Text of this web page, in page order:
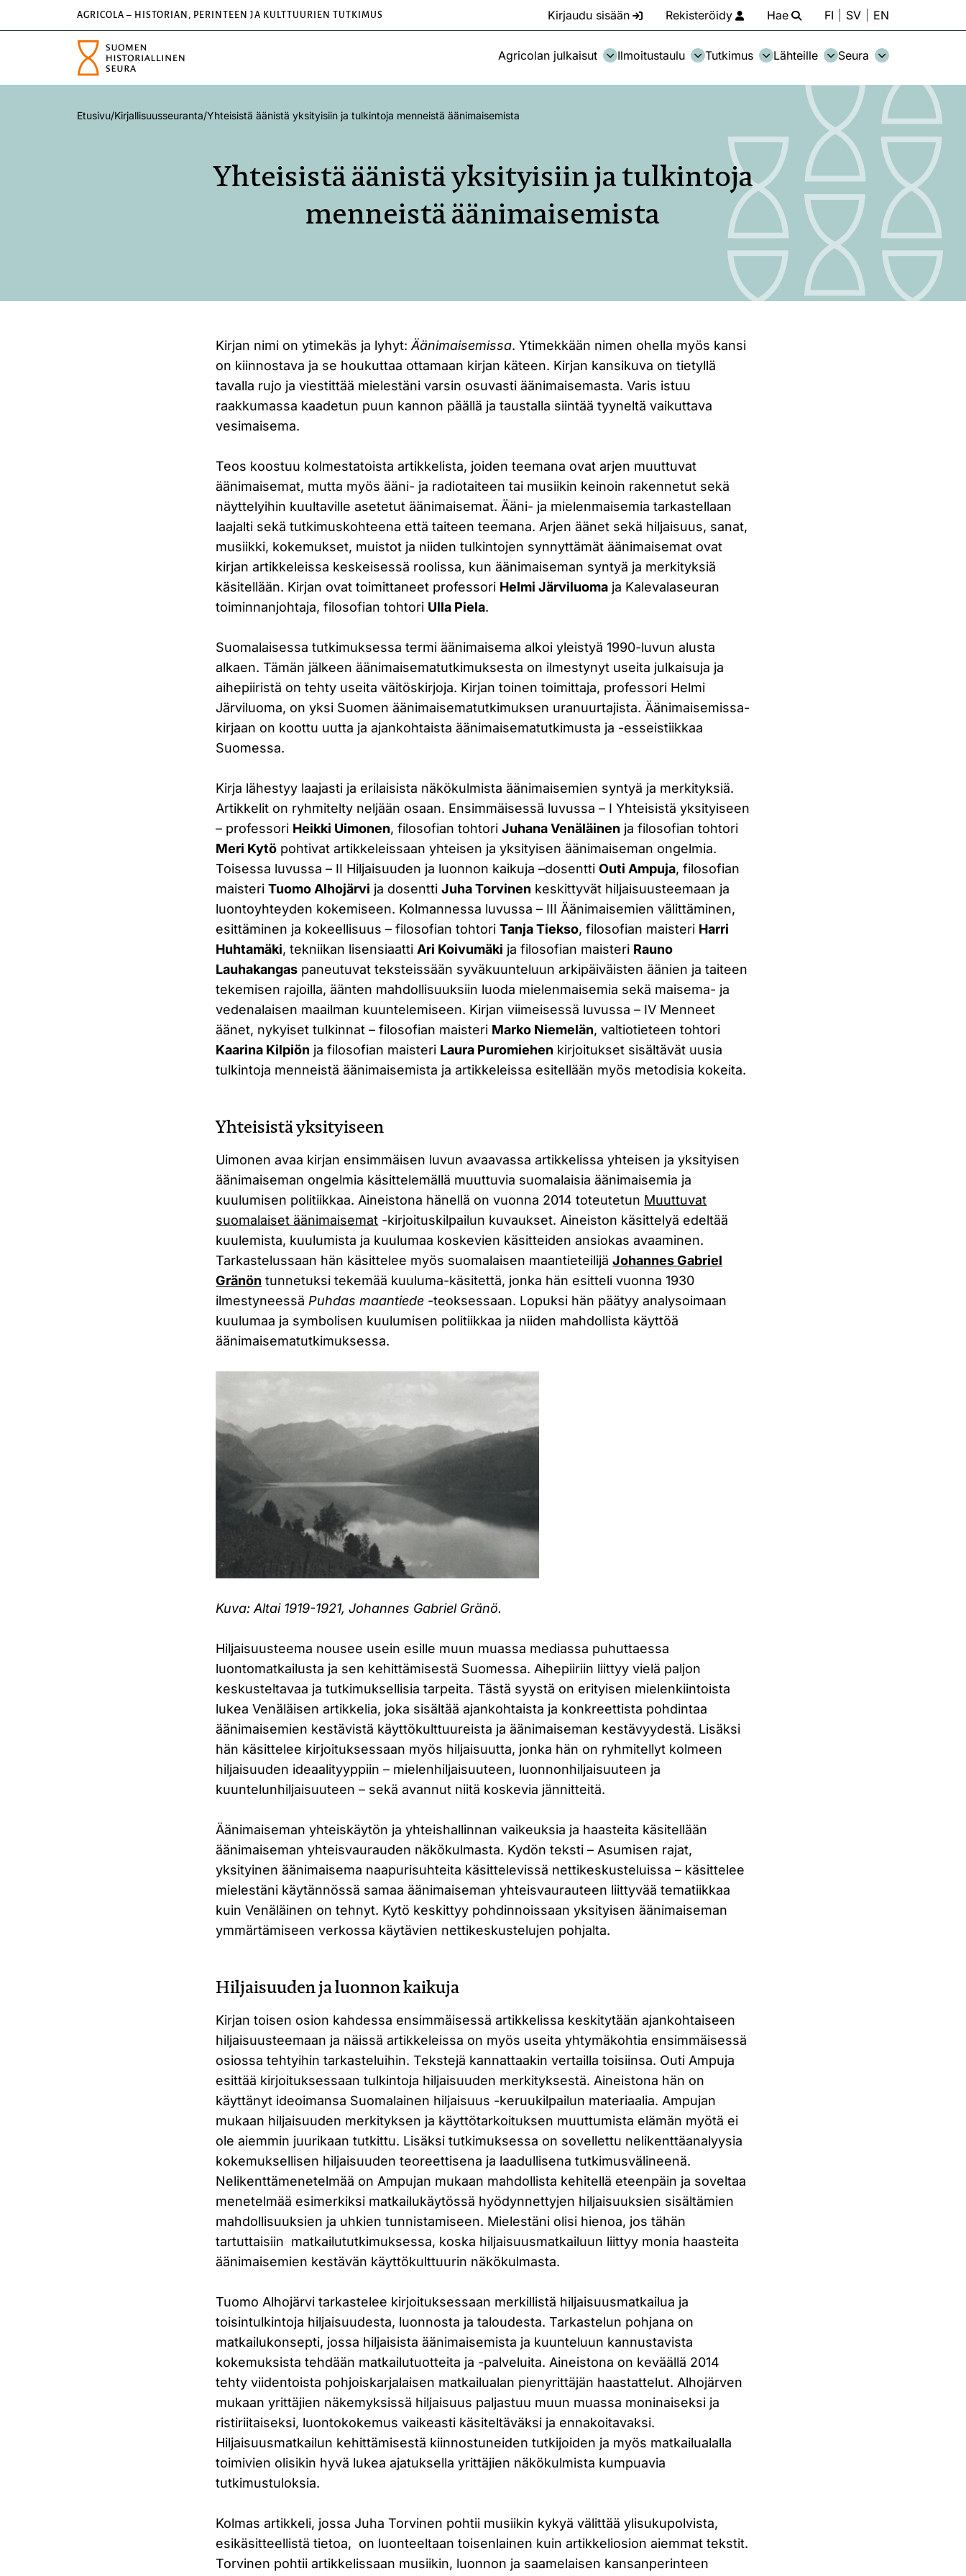
AGRICOLA – HISTORIAN, PERINTEEN JA KULTTUURIEN TUTKIMUS Kirjaudu sisään Rekisteröidy Hae FI SV EN
Agricolan julkaisut Ilmoitustaulu Tutkimus Lähteille Seura
Etusivu/Kirjallisuusseuranta/Yhteisistä äänistä yksityisiin ja tulkintoja menneistä äänimaisemista
Yhteisistä äänistä yksityisiin ja tulkintoja
menneistä äänimaisemista
Kirjan nimi on ytimekäs ja lyhyt:Äänimaisemissa. Ytimekkään nimen ohella myös kansi
on kiinnostava ja se houkuttaa ottamaan kirjan käteen. Kirjan kansikuva on tietyllä
tavalla rujo ja viestittää mielestäni varsin osuvasti äänimaisemasta. Varis istuu
raakkumassa kaadetun puun kannon päällä ja taustalla siintää tyyneltä vaikuttava
vesimaisema.
Teos koostuu kolmestatoista artikkelista, joiden teemana ovat arjen muuttuvat
äänimaisemat, mutta myös ääni- ja radiotaiteen tai musiikin keinoin rakennetut sekä
näyttelyihin kuultaville asetetut äänimaisemat. Ääni- ja mielenmaisemia tarkastellaan
laajalti sekä tutkimuskohteena että taiteen teemana. Arjen äänet sekä hiljaisuus, sanat,
musiikki, kokemukset, muistot ja niiden tulkintojen synnyttämät äänimaisemat ovat
kirjan artikkeleissa keskeisessä roolissa, kun äänimaiseman syntyä ja merkityksiä
käsitellään. Kirjan ovat toimittaneet professori Helmi Järviluoma ja Kalevalaseuran
toiminnanjohtaja, filosofian tohtori Ulla Piela.
Suomalaisessa tutkimuksessa termi äänimaisema alkoi yleistyä 1990-luvun alusta
alkaen. Tämän jälkeen äänimaisematutkimuksesta on ilmestynyt useita julkaisuja ja
aihepiiristä on tehty useita väitöskirjoja. Kirjan toinen toimittaja, professori Helmi
Järviluoma, on yksi Suomen äänimaisematutkimuksen uranuurtajista. Äänimaisemissa-
kirjaan on koottu uutta ja ajankohtaista äänimaisematutkimusta ja -esseistiikkaa
Suomessa.
Kirja lähestyy laajasti ja erilaisista näkökulmista äänimaisemien syntyä ja merkityksiä.
Artikkelit on ryhmitelty neljään osaan. Ensimmäisessä luvussa – I Yhteisistä yksityiseen
– professori Heikki Uimonen, filosofian tohtoriJuhana Venäläinen ja filosofian tohtori
Meri Kytö pohtivat artikkeleissaan yhteisen ja yksityisen äänimaiseman ongelmia.
Toisessa luvussa – II Hiljaisuuden ja luonnon kaikuja –dosenttiOuti Ampuja, filosofian
maisteriTuomo Alhojärvi ja dosenttiJuha Torvinen keskittyvät hiljaisuusteemaan ja
luontoyhteyden kokemiseen. Kolmannessa luvussa – III Äänimaisemien välittäminen,
esittäminen ja kokeellisuus – filosofian tohtoriTanja Tiekso, filosofian maisteri Harri
Huhtamäki, tekniikan lisensiaatti Ari Koivumäki ja filosofian maisteri Rauno
Lauhakangas paneutuvat teksteissään syväkuunteluun arkipäiväisten äänien ja taiteen
tekemisen rajoilla, äänten mahdollisuuksiin luoda mielenmaisemia sekä maisema- ja
vedenalaisen maailman kuuntelemiseen. Kirjan viimeisessä luvussa – IV Menneet
äänet, nykyiset tulkinnat – filosofian maisteri Marko Niemelän, valtiotieteen tohtori
Kaarina Kilpiön ja filosofian maisteri Laura Puromiehen kirjoitukset sisältävät uusia
tulkintoja menneistä äänimaisemista ja artikkeleissa esitellään myös metodisia kokeita.
Yhteisistä yksityiseen
Uimonen avaa kirjan ensimmäisen luvun avaavassa artikkelissa yhteisen ja yksityisen
äänimaiseman ongelmia käsittelemällä muuttuvia suomalaisia äänimaisemia ja
kuulumisen politiikkaa. Aineistona hänellä on vuonna 2014 toteutetun Muuttuvat
suomalaiset äänimaisemat -kirjoituskilpailun kuvaukset. Aineiston käsittelyä edeltää
kuulemista, kuulumista ja kuulumaa koskevien käsitteiden ansiokas avaaminen.
Tarkastelussaan hän käsittelee myös suomalaisen maantieteilijäJohannes Gabriel
Gränön tunnetuksi tekemää kuuluma-käsitettä, jonka hän esitteli vuonna 1930
ilmestyneessä Puhdas maantiede -teoksessaan. Lopuksi hän päätyy analysoimaan
kuulumaa ja symbolisen kuulumisen politiikkaa ja niiden mahdollista käyttöä
äänimaisematutkimuksessa.
Kuva: Altai 1919-1921, Johannes Gabriel Gränö.
Hiljaisuusteema nousee usein esille muun muassa mediassa puhuttaessa
luontomatkailusta ja sen kehittämisestä Suomessa. Aihepiiriin liittyy vielä paljon
keskusteltavaa ja tutkimuksellisia tarpeita. Tästä syystä on erityisen mielenkiintoista
lukea Venäläisen artikkelia, joka sisältää ajankohtaista ja konkreettista pohdintaa
äänimaisemien kestävistä käyttökulttuureista ja äänimaiseman kestävyydestä. Lisäksi
hän käsittelee kirjoituksessaan myös hiljaisuutta, jonka hän on ryhmitellyt kolmeen
hiljaisuuden ideaalityyppiin – mielenhiljaisuuteen, luonnonhiljaisuuteen ja
kuuntelunhiljaisuuteen – sekä avannut niitä koskevia jännitteitä.
Äänimaiseman yhteiskäytön ja yhteishallinnan vaikeuksia ja haasteita käsitellään
äänimaiseman yhteisvaurauden näkökulmasta. Kydön teksti – Asumisen rajat,
yksityinen äänimaisema naapurisuhteita käsittelevissä nettikeskusteluissa – käsittelee
mielestäni käytännössä samaa äänimaiseman yhteisvaurauteen liittyvää tematiikkaa
kuin Venäläinen on tehnyt. Kytö keskittyy pohdinnoissaan yksityisen äänimaiseman
ymmärtämiseen verkossa käytävien nettikeskustelujen pohjalta.
Hiljaisuuden ja luonnon kaikuja
Kirjan toisen osion kahdessa ensimmäisessä artikkelissa keskitytään ajankohtaiseen
hiljaisuusteemaan ja näissä artikkeleissa on myös useita yhtymäkohtia ensimmäisessä
osiossa tehtyihin tarkasteluihin. Tekstejä kannattaakin vertailla toisiinsa. Outi Ampuja
esittää kirjoituksessaan tulkintoja hiljaisuuden merkityksestä. Aineistona hän on
käyttänyt ideoimansa Suomalainen hiljaisuus -keruukilpailun materiaalia. Ampujan
mukaan hiljaisuuden merkityksen ja käyttötarkoituksen muuttumista elämän myötä ei
ole aiemmin juurikaan tutkittu. Lisäksi tutkimuksessa on sovellettu nelikenttäanalyysia
kokemuksellisen hiljaisuuden teoreettisena ja laadullisena tutkimusvälineenä.
Nelikenttämenetelmää on Ampujan mukaan mahdollista kehitellä eteenpäin ja soveltaa
menetelmää esimerkiksi matkailukäytössä hyödynnettyjen hiljaisuuksien sisältämien
mahdollisuuksien ja uhkien tunnistamiseen. Mielestäni olisi hienoa, jos tähän
tartuttaisiin matkailututkimuksessa, koska hiljaisuusmatkailuun liittyy monia haasteita
äänimaisemien kestävän käyttökulttuurin näkökulmasta.
Tuomo Alhojärvi tarkastelee kirjoituksessaan merkillistä hiljaisuusmatkailua ja
toisintulkintoja hiljaisuudesta, luonnosta ja taloudesta. Tarkastelun pohjana on
matkailukonsepti, jossa hiljaisista äänimaisemista ja kuunteluun kannustavista
kokemuksista tehdään matkailutuotteita ja -palveluita. Aineistona on keväällä 2014
tehty viidentoista pohjoiskarjalaisen matkailualan pienyrittäjän haastattelut. Alhojärven
mukaan yrittäjien näkemyksissä hiljaisuus paljastuu muun muassa moninaiseksi ja
ristiriitaiseksi, luontokokemus vaikeasti käsiteltäväksi ja ennakoitavaksi.
Hiljaisuusmatkailun kehittämisestä kiinnostuneiden tutkijoiden ja myös matkailualalla
toimivien olisikin hyvä lukea ajatuksella yrittäjien näkökulmista kumpuavia
tutkimustuloksia.
Kolmas artikkeli, jossa Juha Torvinen pohtii musiikin kykyä välittää ylisukupolvista,
esikäsitteellistä tietoa, on luonteeltaan toisenlainen kuin artikkeliosion aiemmat tekstit.
Torvinen pohtii artikkelissaan musiikin, luonnon ja saamelaisen kansanperinteen